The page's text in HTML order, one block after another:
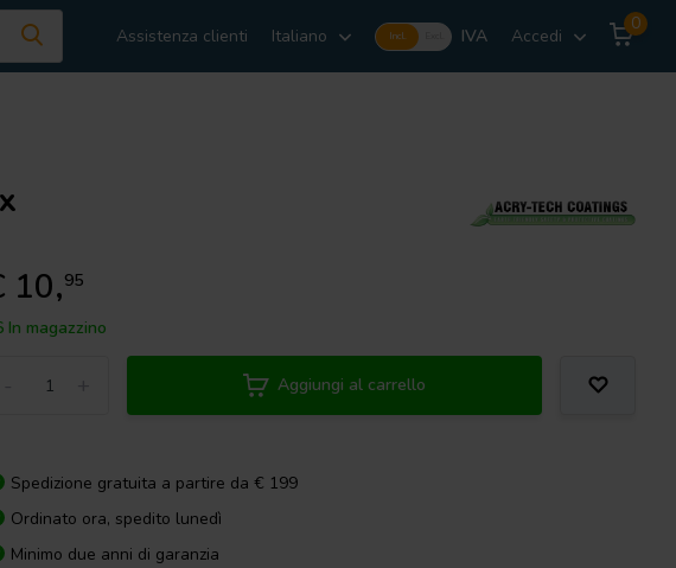
Assistenza clienti Italiano Incl. IVA Accedi
0
10,95
In magazzino
Aggiungi al carrello
Spedizione gratuita a partire da € 199
Ordinato ora, spedito lunedì
Minimo due anni di garanzia